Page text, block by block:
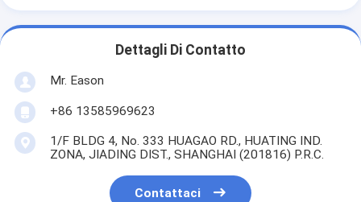
Dettagli Di Contatto
Mr. Eason
+86 13585969623
1/F BLDG 4, No. 333 HUAGAO RD., HUATING IND.
ZONA, JIADING DIST., SHANGHAI (201816) P.R.C.
Contattaci